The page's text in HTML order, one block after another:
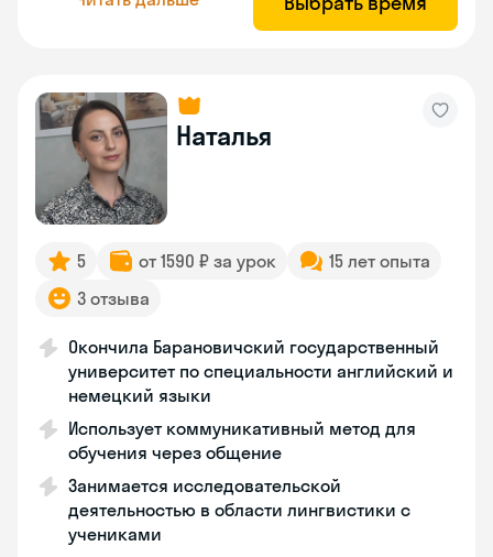
Наталья
5 от 1590 ₽ за урок
15 лет опыта
3 отзыва
Окончила Барановичский государственный
университет по специальности английский и
немецкий языки
Использует коммуникативный метод для
обучения через общение
Занимается исследовательской
деятельностью в области лингвистики с
учениками